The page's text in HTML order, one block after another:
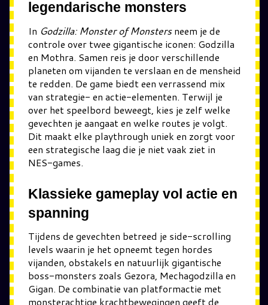
legendarische monsters
In Godzilla: Monster of Monstersneem je de
controle over twee gigantische iconen: Godzilla
en Mothra. Samen reis je door verschillende
planeten om vijanden te verslaan en de mensheid
te redden. De game biedt een verrassend mix
van strategie- en actie-elementen. Terwijl je
over het speelbord beweegt, kies je zelf welke
gevechten je aangaat en welke routes je volgt.
Dit maakt elke playthrough uniek en zorgt voor
een strategische laag die je niet vaak ziet in
NES-games.
Klassieke gameplay vol actie en
spanning
Tijdens de gevechten betreed je side-scrolling
levels waarin je het opneemt tegen hordes
vijanden, obstakels en natuurlijk gigantische
boss-monsters zoals Gezora, Mechagodzilla en
Gigan. De combinatie van platformactie met
monsterachtige krachtbewegingen geeft de